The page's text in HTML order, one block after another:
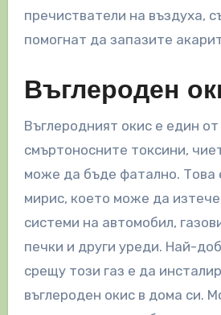
пречистватели на въздуха,
помогнат да запазите
Въглероден
Въглеродният окис е един
смъртоносните токсини,
може да бъде фатално. Това
мирис, което може да
системи на автомобил,
печки и други уреди. Най-
срещу този газ е да
въглероден окис в дома си.